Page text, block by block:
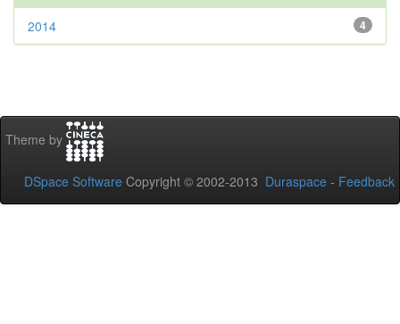
4
2014
Theme by
DSpace Software Copyright © 2002-2013 Duraspace - Feedback